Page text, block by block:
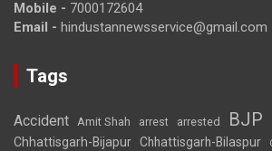
Mobile - 7000172604
Email - hindustannewsservice@gmail.com
Tags
Accident Amit Shah arrest arrested BJP
Chhattisgarh-Bijapur Chhattisgarh-Bilaspur